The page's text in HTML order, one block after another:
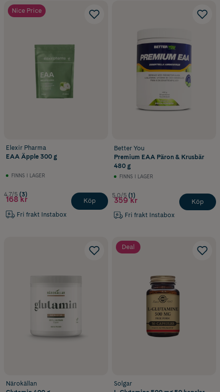
Nice Price
Elexir Pharma
EAA Äpple 300 g
FINNS I LAGER
4.7/5 (3)
168 kr
Fri frakt Instabox
Köp
Better You
Premium EAA Päron & Krusbär
480 g
FINNS I LAGER
5.0/5 (1)
359 kr
Fri frakt Instabox
Köp
Närokällan
Deal
Solgar